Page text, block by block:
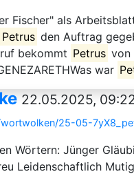
Fischer" als
Petrus den Auftrag
bekommt Petrus von
war
22.05.2025,
25-05-
Wörtern: Jünger
Leidenschaftlich